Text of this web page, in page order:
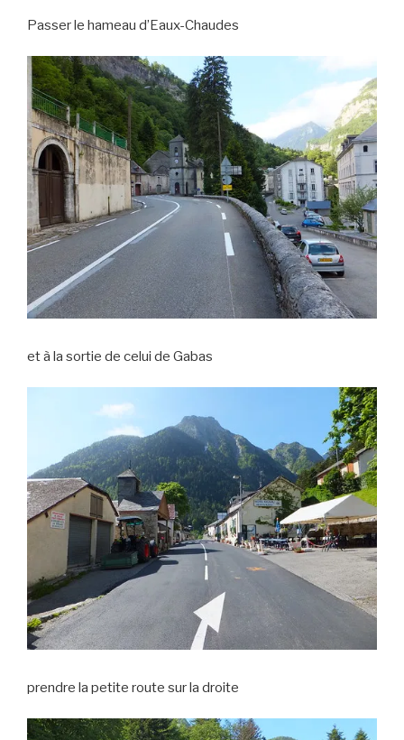
Passer le hameau d’Eaux-Chaudes
et à la sortie de celui de Gabas
prendre la petite route sur la droite